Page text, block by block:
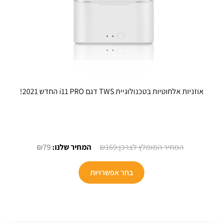
אוזניות אלחוטיות בטכנולוגיית TWS דגם i11 PRO החדש 2021!
₪169
המחיר
המקורי
היה:
₪169.
₪79
בחר אפשרויות